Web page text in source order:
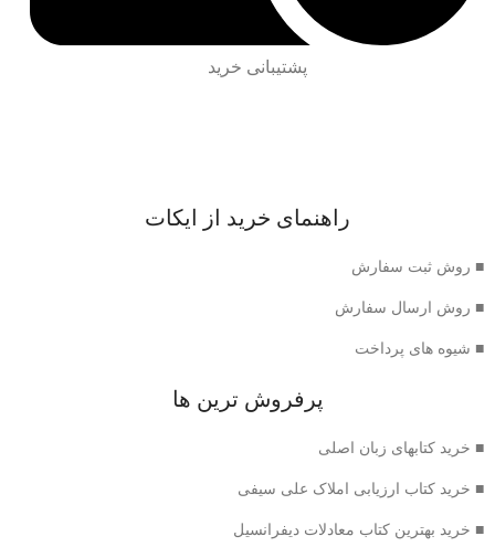
پشتیبانی خرید
راهنمای خرید از ایکات
■ روش ثبت سفارش
■ روش ارسال سفارش
■ شیوه های پرداخت
پرفروش ترین ها
■ خرید کتابهای زبان اصلی
■ خرید کتاب ارزیابی املاک علی سیفی
■ خرید بهترین کتاب معادلات دیفرانسیل